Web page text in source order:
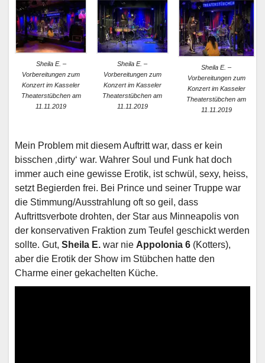
Sheila E. –
Vorbereitungen zum
Konzert im Kasseler
Theaterstübchen am
11.11.2019
Sheila E. –
Vorbereitungen zum
Konzert im Kasseler
Theaterstübchen am
11.11.2019
Sheila E. –
Vorbereitungen zum
Konzert im Kasseler
Theaterstübchen am
11.11.2019
Mein Problem mit diesem Auftritt war, dass er kein
bisschen ‚dirty‘ war. Wahrer Soul und Funk hat doch
immer auch eine gewisse Erotik, ist schwül, sexy, heiss,
setzt Begierden frei. Bei Prince und seiner Truppe war
die Stimmung/Ausstrahlung oft so geil, dass
Auftrittsverbote drohten, der Star aus Minneapolis von
der konservativen Fraktion zum Teufel geschickt werden
sollte. Gut, Sheila E. war nie Appolonia 6 (Kotters),
aber die Erotik der Show im Stübchen hatte den
Charme einer gekachelten Küche.